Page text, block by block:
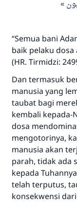
“Semua bani
baik pelaku
(HR. Tirmidzi:
Dan termasuk
manusia yang
taubat bagi
kembali kepada-
dosa
mengotorinya,
manusia akan
parah, tidak ada
kepada
telah terputus,
konsekwensi